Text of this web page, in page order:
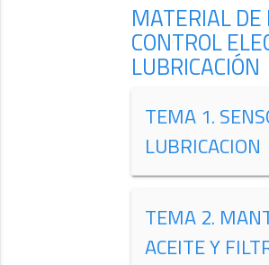
MATERIAL
CONTROL
LUBRICACIÓN
TEMA 1.
LUBRICACION
TEMA 2.
ACEITE Y